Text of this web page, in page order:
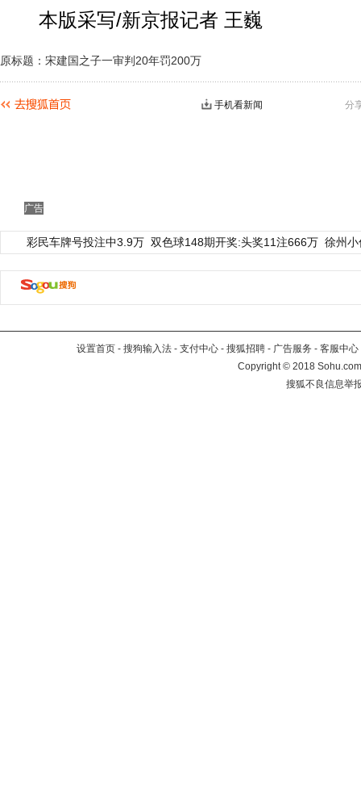
本版采写/新京报记者 王巍
原标题：宋建国之子一审判20年罚200万
分
手机看新闻
广告
彩民车牌号投注中3.9万 双色球148期开奖:头奖11注666万 徐州
设置首页 - 搜狗输入法 - 支付中心 - 搜狐招聘 - 广告服务 - 客服中心
Copyright©2018
搜狐不良信息举